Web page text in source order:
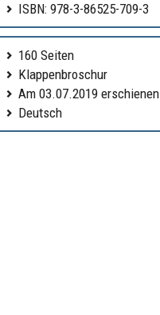
ISBN: 978-3-86525-709-3
160 Seiten
Klappenbroschur
Am 03.07.2019 erschienen
Deutsch